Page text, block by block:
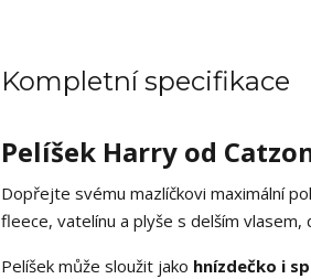
Kompletní specifikace
Pelíšek Harry od
Dopřejte svému mazlíčkovi maximální
fleece, vatelínu a plyše s delším
Pelíšek může sloužit jako hnízdečko i